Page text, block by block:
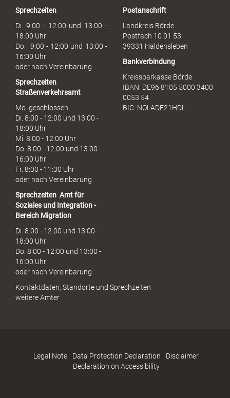
u
h
Sprechzeiten
Di. 9:00 - 12:00 und 13:00 -
18:00 Uhr
Do. 9:00 - 12:00 und 13:00 -
16:00 Uhr
oder nach Vereinbarung
Sprechzeiten
Straßenverkehrsamt
Mo. geschlossen
Di. 8:00 - 12:00 und 13:00 -
18:00 Uhr
Mi. 8:00 - 12:00 Uhr
Do. 8:00 - 12:00 und 13:00 -
16:00 Uhr
Fr. 8:00 - 11:30 Uhr
oder nach Vereinbarung
Sprechzeiten Amt für
Soziales und Integration -
Bereich Migration
Di. 8:00 - 12:00 und 13:00 -
18:00 Uhr
Do. 8:00 - 12:00 und 13:00 -
16:00 Uhr
oder nach Vereinbarung
Postanschrift
Landkreis Börde
Postfach 10 01 53
39331 Haldensleben
Bankverbindung
Kreissparkasse Börde
IBAN: DE96 8105 5000 3400
0053 54
BIC: NOLADE21HDL
Kontaktdaten, Standorte und Sprechzeiten
weitere Ämter
Legal Note Data Protection Declaration
Disclaimer
Declaration on Accessibility